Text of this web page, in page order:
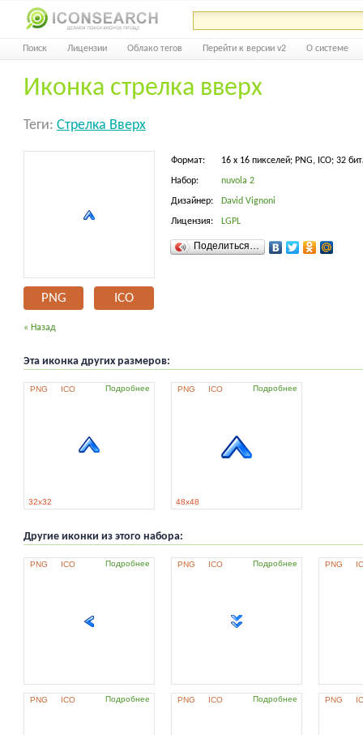
Поиск Лицензии Облако тегов Перейти к версии v2 О системе
Иконка стрелка вверх
Теги: Стрелка Вверх
PNG ICO
Формат: 16 x 16 пикселей; PNG, ICO; 32
Набор: nuvola 2
Дизайнер: David Vignoni
Лицензия: LGPL
Поделиться…
« Назад
Эта иконка других размеров:
PNG ICO Подробнее
32x32
PNG ICO Подробнее
48x48
Другие иконки из этого набора:
PNG ICO Подробнее PNG ICO Подробнее PNG
PNG ICO Подробнее PNG ICO Подробнее PNG